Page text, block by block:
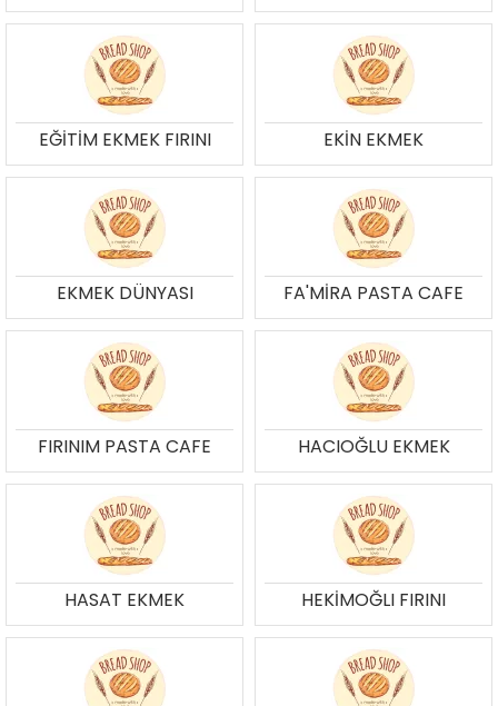
EĞİTİM EKMEK FIRINI EKİN EKMEK
EKMEK DÜNYASI FA'MİRA PASTA CAFE
FIRINIM PASTA CAFE HACIOĞLU EKMEK
HASAT EKMEK HEKİMOĞLI FIRINI